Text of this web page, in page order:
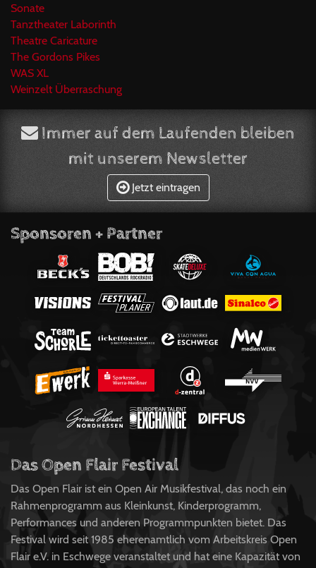
Sonate
Tanztheater Laborinth
Theatre Caricature
The Gordons Pikes
WAS XL
Weinzelt Überraschung
Immer auf dem Laufenden bleiben
mit unserem Newsletter
Jetzt eintragen
Sponsoren + Partner
Das Open Flair Festival
Das Open Flair ist ein Open Air Musikfestival, das noch ein
Rahmenprogramm aus Kleinkunst, Kinderprogramm,
Performances und anderen Programmpunkten bietet. Das
Festival wird seit 1985 eherenamtlich vom Arbeitskreis Open
Flair e.V. in Eschwege veranstaltet und hat eine Kapazität von